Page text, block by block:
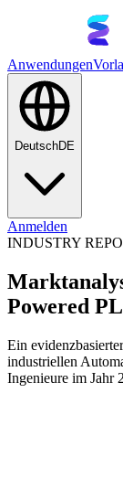
Anwendungen
DeutschDE
Anmelden
INDUSTRY
Powered
Ein
industriellen
Ingenieure im Jahr